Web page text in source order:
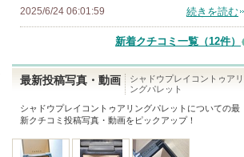
に
入
り
録
2025/6/24 06:01:59 続きを読む
新着クチコミ一覧 （12件）
最新投稿写真・動画
シャドウプレイコントゥアリ
ングパレット
シャドウプレイコントゥアリングパレット についての最
新クチコミ投稿写真・動画をピックアップ！